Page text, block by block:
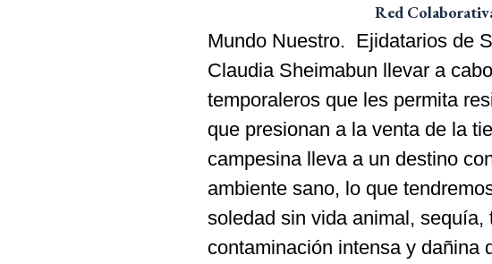
Red
Mundo Nuestro. Ejidatarios de
Claudia Sheimabun llevar a
temporaleros que les permita
que presionan a la venta de la
campesina lleva a un destino
ambiente sano, lo que
soledad sin vida animal, sequía,
contaminación intensa y dañina